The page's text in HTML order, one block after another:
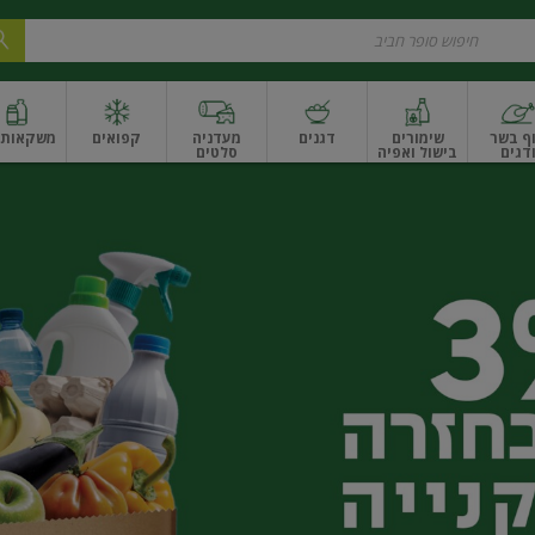
בשר
ודגים
שימורים
בישול ואפיה
דגנים מעדניה
סלטים
ונקניקים
קפואים משקאות
ואגוזיםפירות יבשים ארוזפירות יבשים בתפזורתפיצוחים, אגוזים